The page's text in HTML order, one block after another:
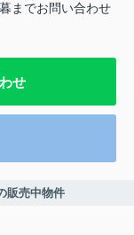
までお問い合わせ
せ
販売中物件